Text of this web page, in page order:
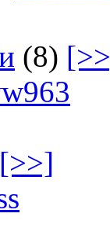
(8)
[>>]